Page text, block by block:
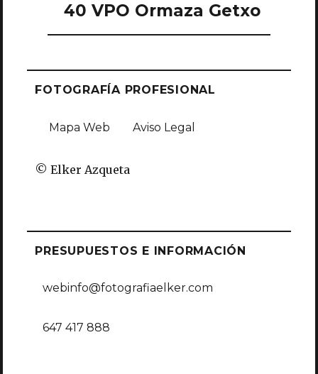
entradas
40 VPO Ormaza Getxo
FOTOGRAFÍA PROFESIONAL
Mapa Web Aviso Legal
© Elker Azqueta
PRESUPUESTOS E INFORMACIÓN
webinfo@fotografiaelker.com
647 417 888